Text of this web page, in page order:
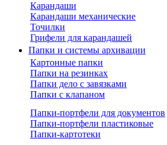
Карандаши
Карандаши механические
Точилки
Грифели для карандашей
Папки и системы архивации
Картонные папки
Папки на резинках
Папки дело с завязками
Папки с клапаном
Папки-портфели для документов
Папки-портфели пластиковые
Папки-картотеки